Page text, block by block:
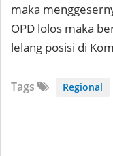
maka
OPD lolos maka
lelang posisi di
Tags Regional